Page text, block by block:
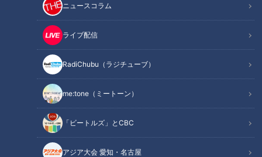
ニュースコラム
ライブ配信
RadiChubu（ラジチューブ）
me:tone（ミートーン）
「ビートルズ」とCBC
アジア大会 愛知・名古屋
この記事を見たあなたへのおすすめ
さらなる高みを目指す、竜のス
ラッガー・細川成也 2年目のジ
ンクスより気になるものとは？
地方のクチコミ宿！【花咲かタ
イムズ】